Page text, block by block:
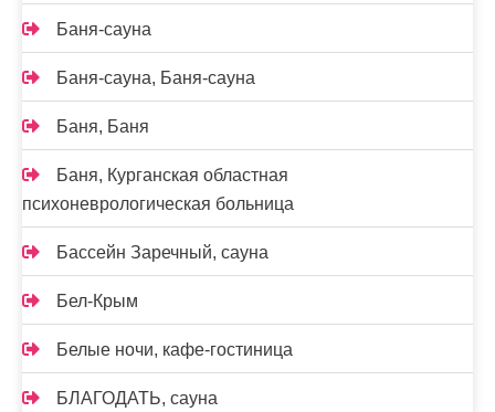
Баня-сауна
Баня-сауна, Баня-сауна
Баня, Баня
Баня, Курганская областная
психоневрологическая больница
Бассейн Заречный, сауна
Бел-Крым
Белые ночи, кафе-гостиница
БЛАГОДАТЬ, сауна